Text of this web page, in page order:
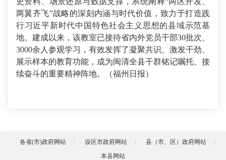
两翼齐飞”战略的深刻内涵与时代价值，致力于打造践
行习近平新时代中国特色社会主义思想的县域示范基
地。建成以来，该教室已接待省内外党员干部30批次、
3000余人参观学习，有效发挥了凝聚共识、激发干劲、
展示样本的教育功能，成为闽清全县干群铭记嘱托、接
续奋斗的重要精神阵地。（福州日报）
各省(市)政府网站 设区市政府网站
县（市、区）政府网站
本县网站